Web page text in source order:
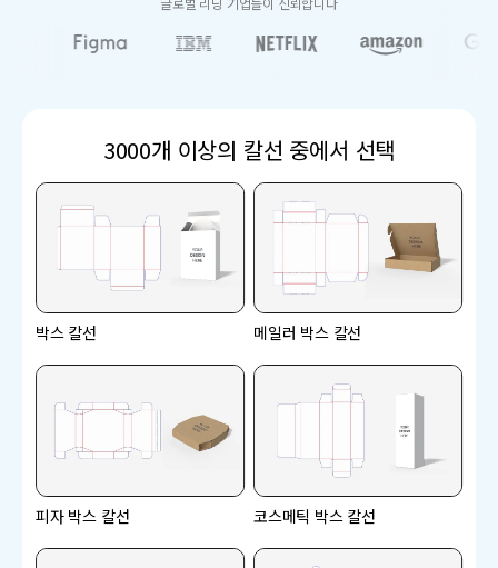
3000개 이상의 칼선 중에서 선택
박스 칼선 메일러 박스 칼선
피자 박스 칼선 코스메틱 박스 칼선